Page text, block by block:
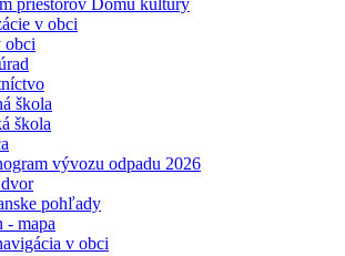
priestorov Domu kultúry
v obci
obci
škola
škola
vývozu odpadu 2026
pohľady
- mapa
v obci